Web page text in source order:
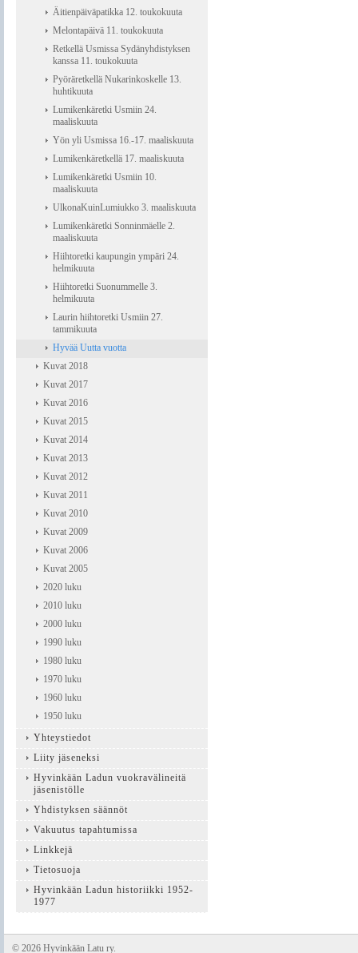
Äitienpäiväpatikka 12. toukokuuta
Melontapäivä 11. toukokuuta
Retkellä Usmissa Sydänyhdistyksen
kanssa 11. toukokuuta
Pyöräretkellä Nukarinkoskelle 13.
huhtikuuta
Lumikenkäretki Usmiin 24.
maaliskuuta
Yön yli Usmissa 16.-17. maaliskuuta
Lumikenkäretkellä 17. maaliskuuta
Lumikenkäretki Usmiin 10.
maaliskuuta
UlkonaKuinLumiukko 3. maaliskuuta
Lumikenkäretki Sonninmäelle 2.
maaliskuuta
Hiihtoretki kaupungin ympäri 24.
helmikuuta
Hiihtoretki Suonummelle 3.
helmikuuta
Laurin hiihtoretki Usmiin 27.
tammikuuta
Hyvää Uutta vuotta
Kuvat 2018
Kuvat 2017
Kuvat 2016
Kuvat 2015
Kuvat 2014
Kuvat 2013
Kuvat 2012
Kuvat 2011
Kuvat 2010
Kuvat 2009
Kuvat 2006
Kuvat 2005
2020 luku
2010 luku
2000 luku
1990 luku
1980 luku
1970 luku
1960 luku
1950 luku
Yhteystiedot
Liity jäseneksi
Hyvinkään Ladun vuokravälineitä
jäsenistölle
Yhdistyksen säännöt
Vakuutus tapahtumissa
Linkkejä
Tietosuoja
Hyvinkään Ladun historiikki 1952-
1977
© 2026 Hyvinkään Latu ry.